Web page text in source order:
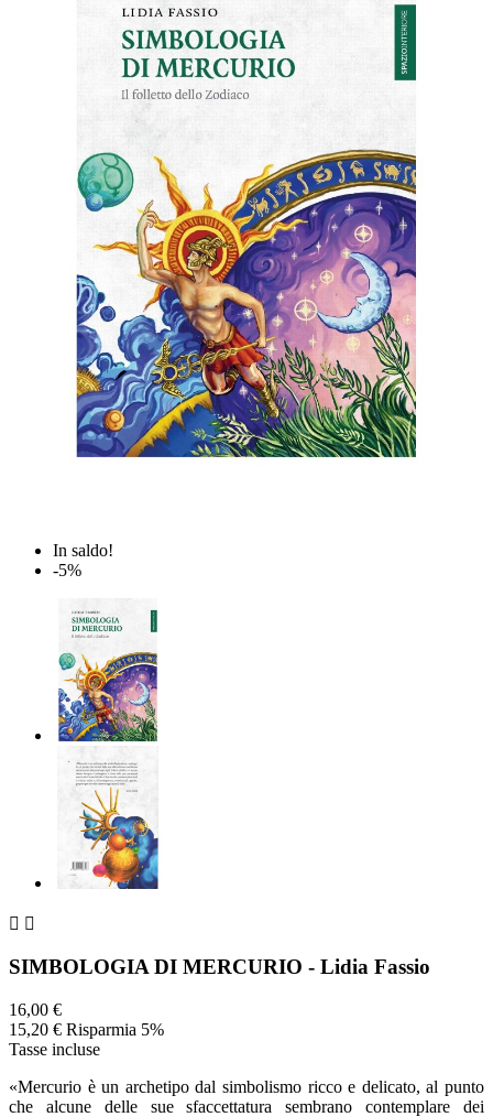
In saldo!
-5%
 
SIMBOLOGIA DI MERCURIO - Lidia Fassio
16,00 €
15,20 € Risparmia 5%
Tasse incluse
«Mercurio è un archetipo dal simbolismo ricco e delicato, al punto
che alcune delle sue sfaccettatura sembrano contemplare dei